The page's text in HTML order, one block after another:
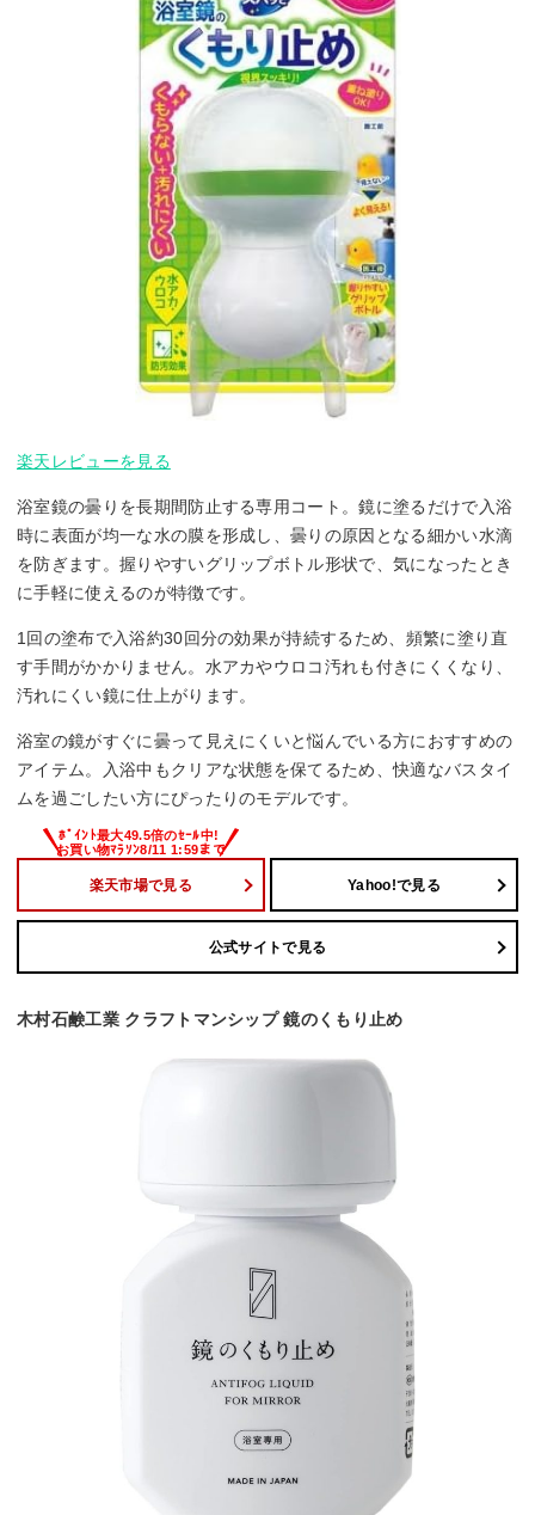
楽天レビューを見る
浴室鏡の曇りを長期間防止する専用コート。鏡に塗るだけで入浴
時に表面が均一な水の膜を形成し、曇りの原因となる細かい水滴
を防ぎます。握りやすいグリップボトル形状で、気になったとき
に手軽に使えるのが特徴です。
1回の塗布で入浴約30回分の効果が持続するため、頻繁に塗り直
す手間がかかりません。水アカやウロコ汚れも付きにくくなり、
汚れにくい鏡に仕上がります。
浴室の鏡がすぐに曇って見えにくいと悩んでいる方におすすめの
アイテム。入浴中もクリアな状態を保てるため、快適なバスタイ
ムを過ごしたい方にぴったりのモデルです。
楽天市場で見る Yahoo!で見る
公式サイトで見る
木村石鹸工業 クラフトマンシップ 鏡のくもり止め